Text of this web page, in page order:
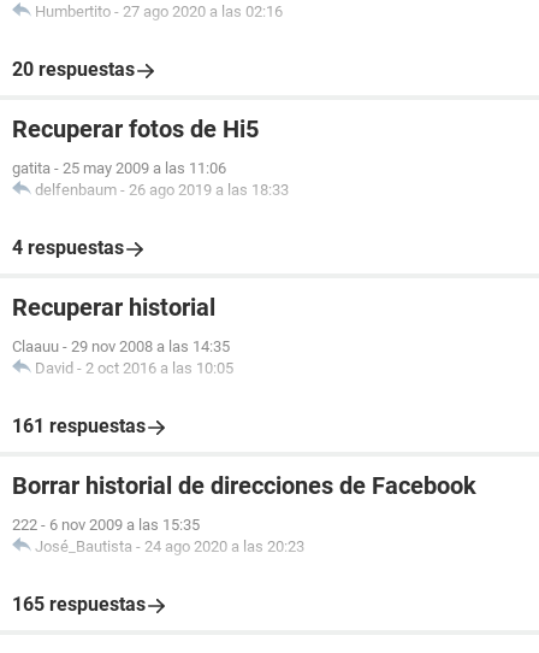
Humbertito - 27 ago 2020 a las 02:16
20 respuestas
Recuperar fotos de Hi5
gatita - 25 may 2009 a las 11:06
delfenbaum - 26 ago 2019 a las 18:33
4 respuestas
Recuperar historial
Claauu - 29 nov 2008 a las 14:35
David - 2 oct 2016 a las 10:05
161 respuestas
Borrar historial de direcciones de Facebook
222 - 6 nov 2009 a las 15:35
José_Bautista - 24 ago 2020 a las 20:23
165 respuestas